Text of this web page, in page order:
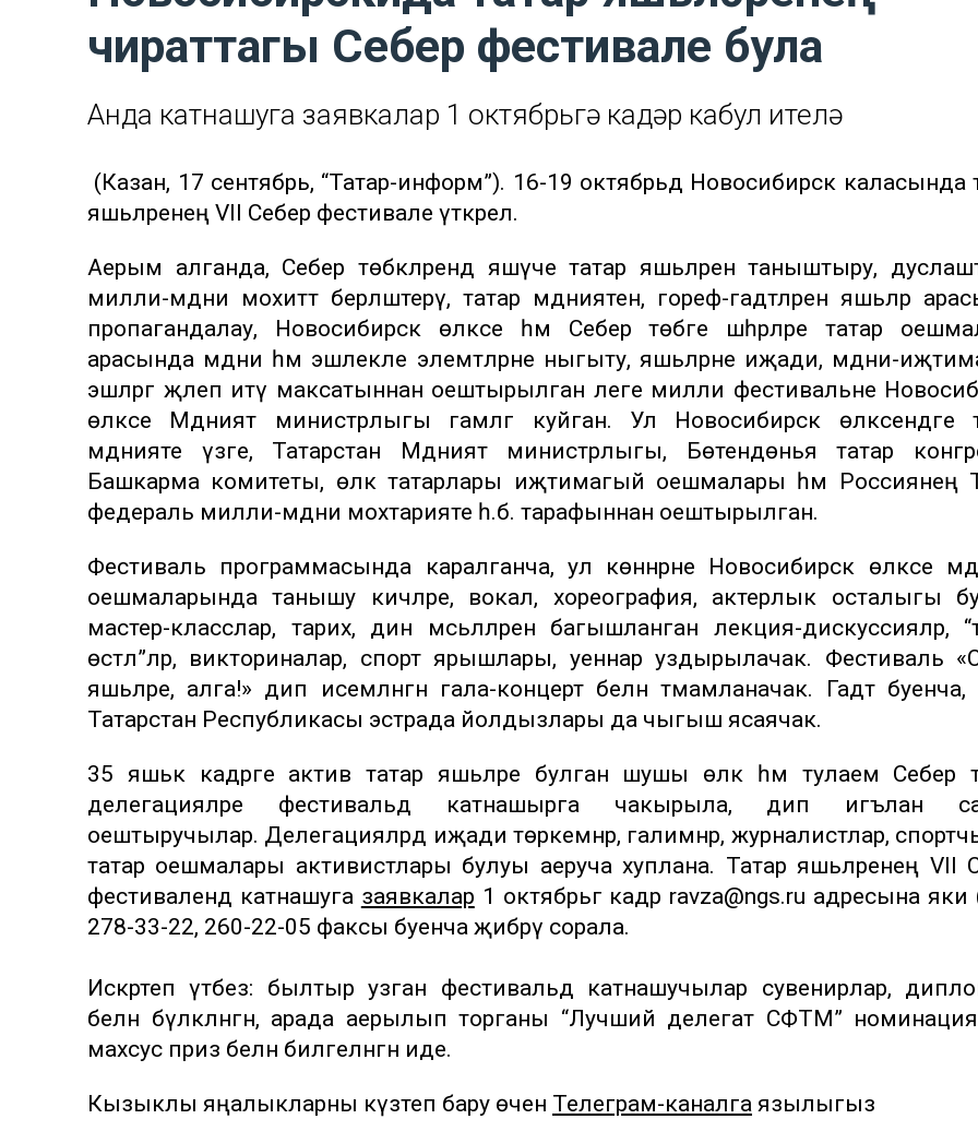
чираттагы Себер фестивале була
Анда катнашуга заявкалар 1 октябрьгә кадәр кабул ителә
(Казан, 17 сентябрь, “Татар-информ”). 16-19 октябрьдә Новосибирск каласында
яшьләренең VII Себер фестивале үткәрелә.
Аерым алганда, Себер төбәкләрендә яшәүче татар яшьләрен таныштыру,
милли-мәдәни мохиттә берләштерү, татар мәдәниятен, гореф-гадәтләрен яшьләр
пропагандалау, Новосибирск өлкәсе һәм Себер төбәге шәһәрләре татар
арасында мәдәни һәм эшлекле элемтәләрне ныгыту, яшьләрне иҗади, мәдәни-
эшләргә җәлеп итү максатыннан оештырылган әлеге милли фестивальне
өлкәсе Мәдәният министрлыгы гамәлгә куйган. Ул Новосибирск өлкәсендәге
мәдәнияте үзәге, Татарстан Мәдәният министрлыгы, Бөтендөнья татар
Башкарма комитеты, өлкә татарлары иҗтимагый оешмалары һәм Россиянең
федераль милли-мәдәни мохтарияте һ.б. тарафыннан оештырылган.
Фестиваль программасында каралганча, ул көннәрне Новосибирск өлкәсе
оешмаларында танышу кичәләре, вокал, хореография, актерлык осталыгы
мастер-класслар, тарих, дин мәсьәләләренә багышланган лекция-дискуссияләр,
өстәл”ләр, викториналар, спорт ярышлары, уеннар уздырылачак. Фестиваль
яшьләре, алга!» дип исемләнгән гала-концерт белән тәмамланачак. Гадәт
Татарстан Республикасы эстрада йолдызлары да чыгыш ясаячак.
35 яшькә кадәрге актив татар яшьләре булган шушы өлкә һәм тулаем Себер
делегацияләре фестивальдә катнашырга чакырыла, дип игълан
оештыручылар. Делегацияләрдә иҗади төркемнәр, галимнәр, журналистлар,
татар оешмалары активистлары булуы аеруча хуплана. Татар яшьләренең VII
фестивалендә катнашуга заявкалар 1 октябрьгә кадәр ravza@ngs.ru адресына яки
278-33-22, 260-22-05 факсы буенча җибәрү сорала.
Искәртеп үтәбез: былтыр узган фестивальдә катнашучылар сувенирлар,
белән бүләкләнгән, арада аерылып торганы “Лучший делегат СФТМ”
махсус приз белән билгеләнгән иде.
Кызыклы яңалыкларны күзәтеп бару өчен Телеграм-каналга язылыгыз